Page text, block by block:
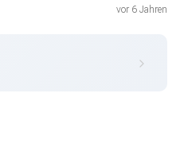
vor 6 Jahren